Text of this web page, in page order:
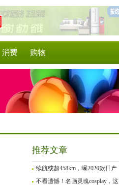
消费 购物
推荐文章
续航或超458km，曝2020款日产
不看遗憾！名画灵魂cosplay，这